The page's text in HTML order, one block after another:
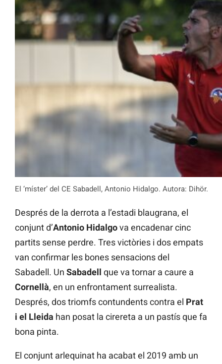
El ‘míster’ del CE Sabadell, Antonio Hidalgo. Autora: Dihör.
Després de la derrota a l’estadi blaugrana, el
conjunt d’Antonio Hidalgova encadenar cinc
partits sense perdre. Tres victòries i dos empats
van confirmar les bones sensacions del
Sabadell. Un Sabadell que va tornar a caure a
Cornellà, en un enfrontament surrealista.
Després, dos triomfs contundents contra el Prat
i el Lleida han posat la cirereta a un pastís que fa
bona pinta.
El conjunt arlequinat ha acabat el 2019 amb un